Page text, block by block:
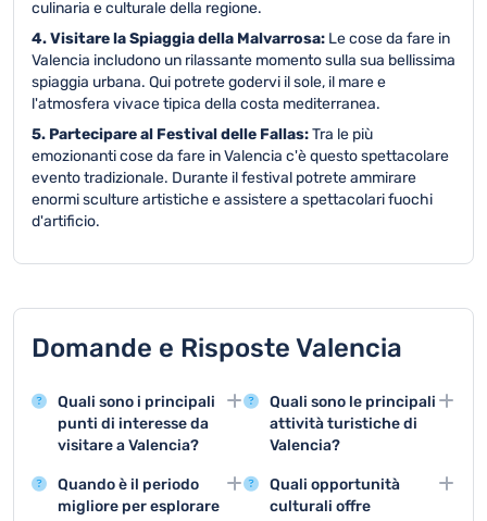
culinaria e culturale della regione.
4. Visitare la Spiaggia della Malvarrosa: Le cose da fare in
Valencia includono un rilassante momento sulla sua bellissima
spiaggia urbana. Qui potrete godervi il sole, il mare e
l'atmosfera vivace tipica della costa mediterranea.
5. Partecipare al Festival delle Fallas:Tra le più
emozionanti cose da fare in Valencia c'è questo spettacolare
evento tradizionale. Durante il festival potrete ammirare
enormi sculture artistiche e assistere a spettacolari fuochi
d'artificio.
Domande e Risposte Valencia
Quali sono i principali
punti di interesse da
visitare a Valencia?
Valencia offre attrazioni
straordinarie come la
Quando è il periodo
migliore per esplorare
Quali sono le principali
attività turistiche di
Valencia?
Le principali attività
turistiche includono la
Quali opportunità
culturali offre